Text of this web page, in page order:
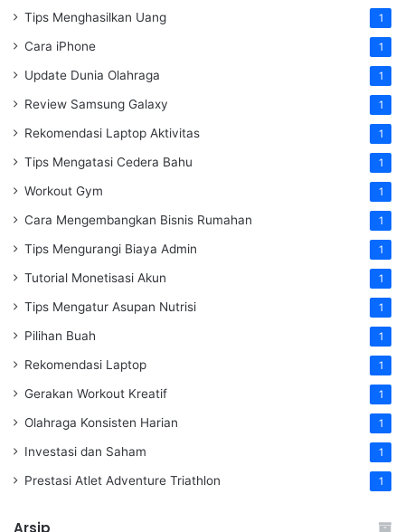
Tips Menghasilkan Uang 1
Cara iPhone 1
Update Dunia Olahraga 1
Review Samsung Galaxy 1
Rekomendasi Laptop Aktivitas 1
Tips Mengatasi Cedera Bahu 1
Workout Gym 1
Cara Mengembangkan Bisnis Rumahan 1
Tips Mengurangi Biaya Admin 1
Tutorial Monetisasi Akun 1
Tips Mengatur Asupan Nutrisi 1
Pilihan Buah 1
Rekomendasi Laptop 1
Gerakan Workout Kreatif 1
Olahraga Konsisten Harian 1
Investasi dan Saham 1
Prestasi Atlet Adventure Triathlon 1
Arsip